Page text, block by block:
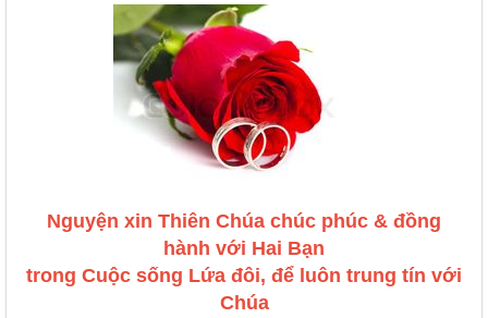
Nguyện xin Thiên Chúa chúc phúc & đồng
hành với Hai Bạn
trong Cuộc sống Lứa đôi, để luôn trung tín với
Chúa